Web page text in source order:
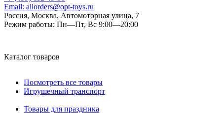
Email: allorders@opt-toys.ru
Россия, Москва, Автомоторная улица, 7
Режим работы: Пн—Пт, Вс 9:00—20:00
Каталог товаров
Посмотреть все товары
Игрушечный транспорт
Товары для праздника